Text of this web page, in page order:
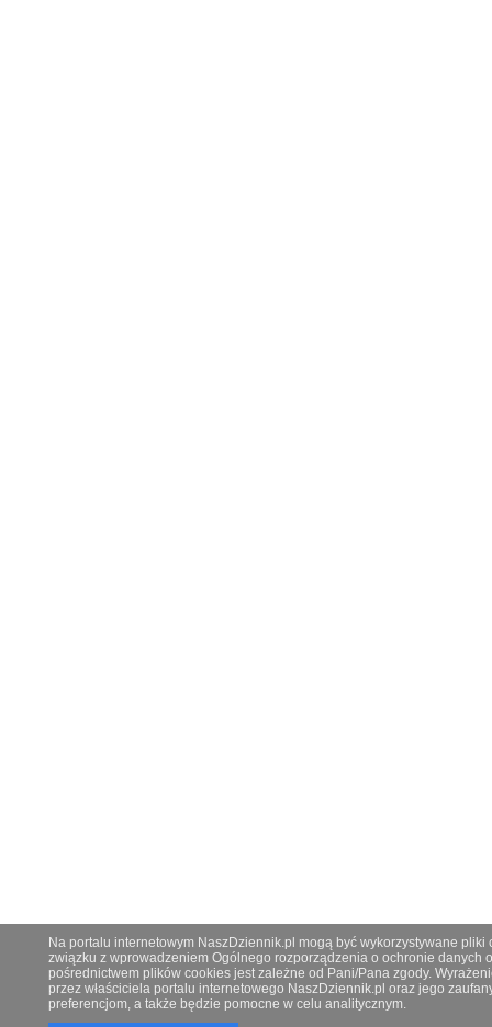
Na portalu internetowym NaszDziennik.pl mogą być wykorzystywane
związku z wprowadzeniem Ogólnego rozporządzenia o ochronie danych
pośrednictwem plików cookies jest zależne od Pani/Pana zgody.
przez właściciela portalu internetowego NaszDziennik.pl oraz jego
preferencjom, a także będzie pomocne w celu analitycznym.